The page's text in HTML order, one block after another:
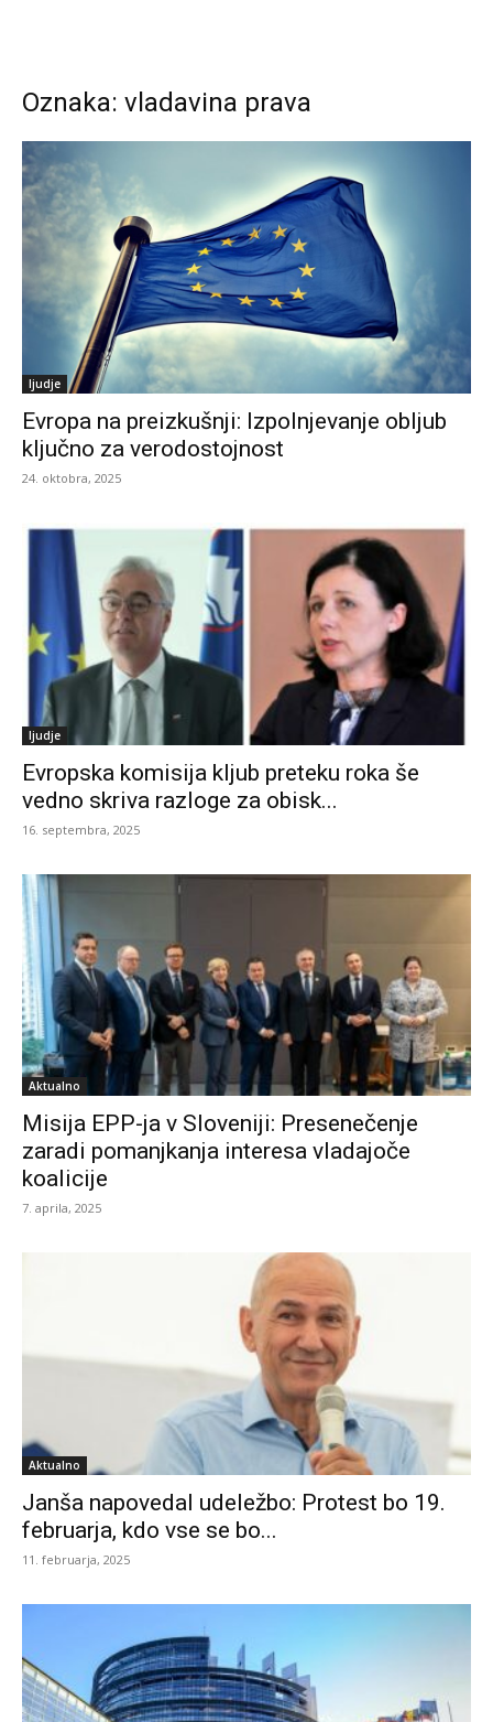
Oznaka: vladavina prava
ljudje
Evropa na preizkušnji: Izpolnjevanje obljub
ključno za verodostojnost
24. oktobra, 2025
ljudje
Evropska komisija kljub preteku roka še
vedno skriva razloge za obisk...
16. septembra, 2025
Aktualno
Misija EPP-ja v Sloveniji: Presenečenje
zaradi pomanjkanja interesa vladajoče
koalicije
7. aprila, 2025
Aktualno
Janša napovedal udeležbo: Protest bo 19.
februarja, kdo vse se bo...
11. februarja, 2025